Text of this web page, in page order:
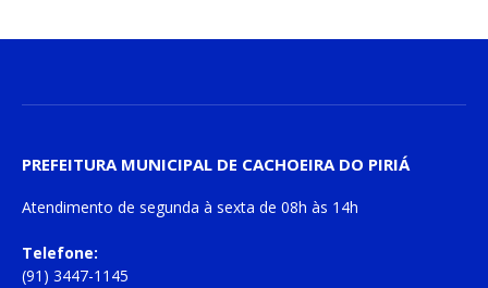
PREFEITURA MUNICIPAL DE CACHOEIRA DO PIRIÁ
Atendimento de segunda à sexta de 08h às 14h
Telefone:
(91) 3447-1145